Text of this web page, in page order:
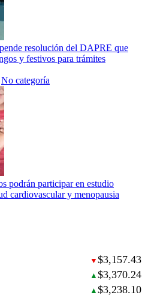
resolución del DAPRE que
y festivos para trámites
No categoría
podrán participar en estudio
cardiovascular y menopausia
▼ $3,157.43
▲ $3,370.24
▲ $3,238.10